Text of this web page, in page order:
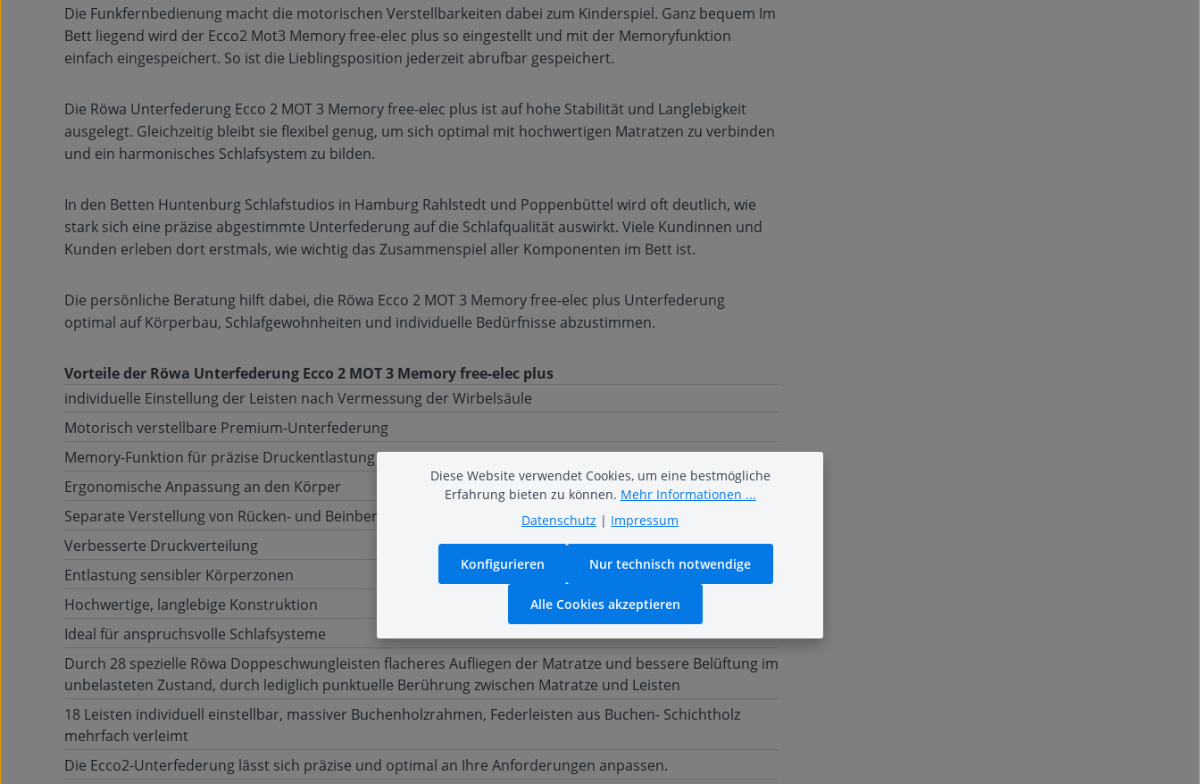
Die Funkfernbedienung macht die motorischen Verstellbarkeiten dabei zum Kinderspiel. Ganz bequem Im
Bett liegend wird der Ecco2 Mot3 Memory free-elec plus so eingestellt und mit der Memoryfunktion
einfach eingespeichert. So ist die Lieblingsposition jederzeit abrufbar gespeichert.
Die Röwa Unterfederung Ecco 2 MOT 3 Memory free-elec plus ist auf hohe Stabilität und Langlebigkeit
ausgelegt. Gleichzeitig bleibt sie flexibel genug, um sich optimal mit hochwertigen Matratzen zu verbinden
und ein harmonisches Schlafsystem zu bilden.
In den Betten Huntenburg Schlafstudios in Hamburg Rahlstedt und Poppenbüttel wird oft deutlich, wie
stark sich eine präzise abgestimmte Unterfederung auf die Schlafqualität auswirkt. Viele Kundinnen und
Kunden erleben dort erstmals, wie wichtig das Zusammenspiel aller Komponenten im Bett ist.
Die persönliche Beratung hilft dabei, die Röwa Ecco 2 MOT 3 Memory free-elec plus Unterfederung
optimal auf Körperbau, Schlafgewohnheiten und individuelle Bedürfnisse abzustimmen.
Vorteile der Röwa Unterfederung Ecco 2 MOT 3 Memory free-elec plus
individuelle Einstellung der Leisten nach Vermessung der Wirbelsäule
Motorisch verstellbare Premium-Unterfederung
Memory-Funktion für präzise Druckentlastung
Ergonomische Anpassung an den Körper
Separate Verstellung von Rücken- und Beinbereich
Verbesserte Druckverteilung
Entlastung sensibler Körperzonen
Hochwertige, langlebige Konstruktion
Ideal für anspruchsvolle Schlafsysteme
Durch 28 spezielle Röwa Doppeschwungleisten flacheres Aufliegen der Matratze und bessere Belüftung im
unbelasteten Zustand, durch lediglich punktuelle Berührung zwischen Matratze und Leisten
18 Leisten individuell einstellbar, massiver Buchenholzrahmen, Federleisten aus Buchen- Schichtholz
mehrfach verleimt
Die Ecco2-Unterfederung lässt sich präzise und optimal an Ihre Anforderungen anpassen.
Diese Website verwendet Cookies, um eine bestmögliche
Erfahrung bieten zu können. Mehr Informationen ...
Datenschutz | Impressum
Nur technisch notwendige
Konfigurieren
Alle Cookies akzeptieren